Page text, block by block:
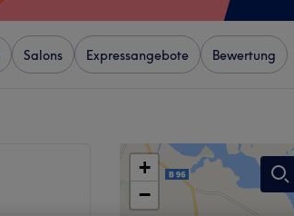
Salons Expressangebote Bewertung
+
−